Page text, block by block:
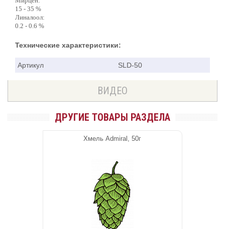
15 - 35 %
Линалоол:
0.2 - 0.6 %
Технические характеристики:
Артикул SLD-50
ВИДЕО
ДРУГИЕ ТОВАРЫ РАЗДЕЛА
Хмель Admiral, 50г